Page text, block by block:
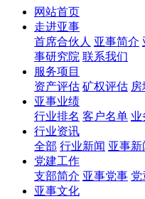
网站首页
走进亚事
首席合伙人 亚事简介
事研究院 联系我们
服务项目
资产评估 矿权评估
亚事业绩
行业排名 客户名单 业
行业资讯
全部 行业新闻 亚事新
党建工作
支部简介 亚事党事 党
亚事文化